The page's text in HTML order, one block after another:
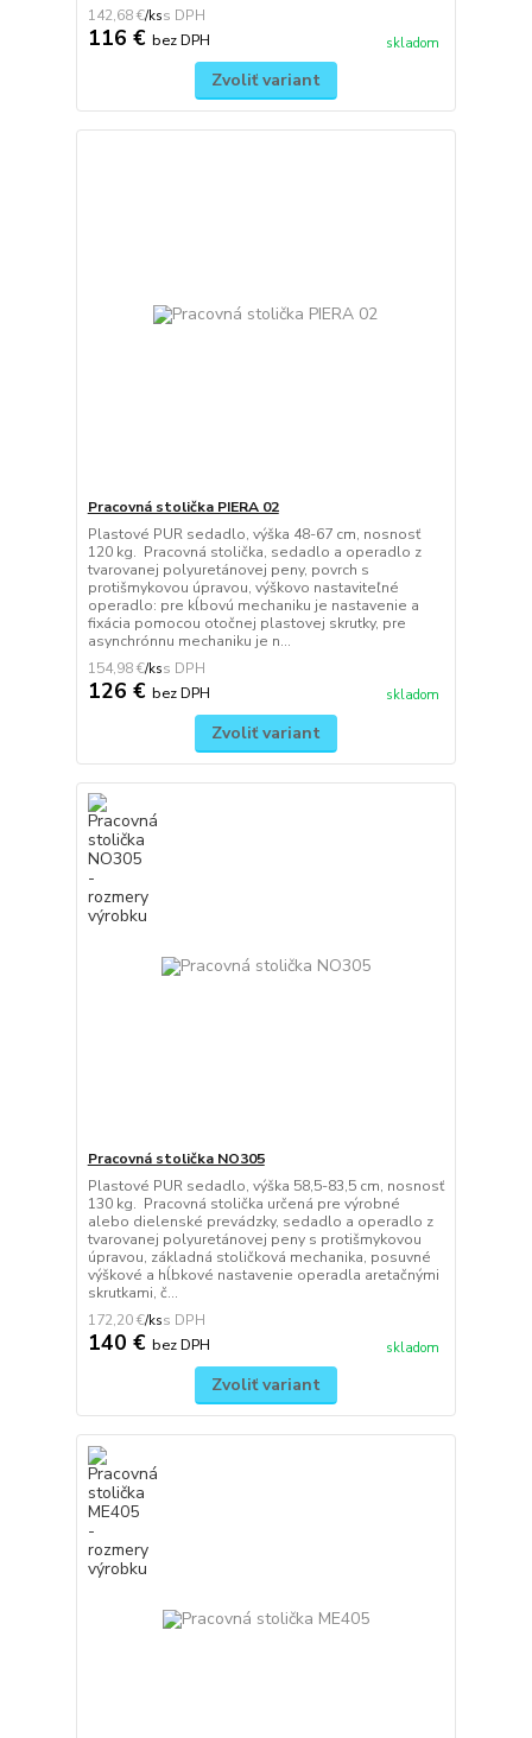
142,68 €/ks
116 € bez DPH skladom
Zvoliť variant
Pracovná stolička PIERA 02
Plastové PUR sedadlo, výška 48-67 cm, nosnosť
120 kg. Pracovná stolička, sedadlo a operadlo z
tvarovanej polyuretánovej peny, povrch s
protišmykovou úpravou, výškovo nastaviteľné
operadlo: pre kĺbovú mechaniku je nastavenie a
fixácia pomocou otočnej plastovej skrutky, pre
asynchrónnu mechaniku je n...
154,98 €/ks
126 € bez DPH skladom
Zvoliť variant
Pracovná stolička NO305
Plastové PUR sedadlo, výška 58,5-83,5 cm, nosnosť
130 kg. Pracovná stolička určená pre výrobné
alebo dielenské prevádzky, sedadlo a operadlo z
tvarovanej polyuretánovej peny s protišmykovou
úpravou, základná stoličková mechanika, posuvné
výškové a hĺbkové nastavenie operadla aretačnými
skrutkami, č...
172,20 €/ks
140 € bez DPH skladom
Zvoliť variant